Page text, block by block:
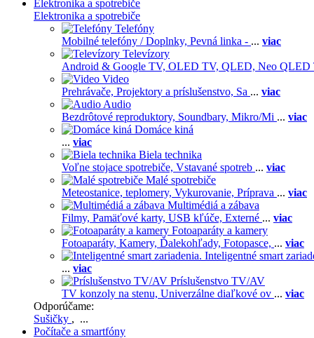
Elektronika a spotrebiče
Elektronika a spotrebiče
Telefóny
Mobilné telefóny / Doplnky, Pevná linka - ... viac
Televízory
Android & Google TV, OLED TV, QLED, Neo QLED
Video
Prehrávače, Projektory a príslušenstvo, Sa ... viac
Audio
Bezdrôtové reproduktory, Soundbary, Mikro/Mi ... viac
Domáce kiná
... viac
Biela technika
Voľne stojace spotrebiče, Vstavané spotreb ... viac
Malé spotrebiče
Meteostanice, teplomery, Vykurovanie, Príprava ... viac
Multimédiá a zábava
Filmy, Pamäťové karty, USB kľúče, Externé ... viac
Fotoaparáty a kamery
Fotoaparáty, Kamery, Ďalekohľady, Fotopasce, ... viac
Inteligentné smart
... viac
Príslušenstvo TV/AV
TV konzoly na stenu, Univerzálne diaľkové ov ... viac
Odporúčame:
Sušičky , ...
Počítače a smartfóny